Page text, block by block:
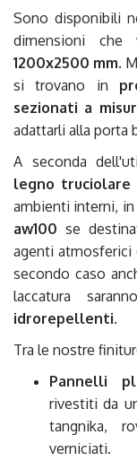
Sono disponibili
dimensioni che
1200x2500 mm.
si trovano in
sezionati a
adattarli alla porta
A seconda
legno truciolare
ambienti interni, in
aw100 se
agenti atmosferici
secondo caso
laccatura
idrorepellenti.
Tra le nostre
Pannelli
rivestiti da
tangnika,
verniciati.